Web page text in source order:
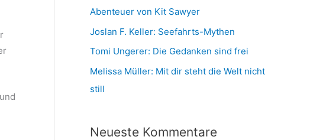
Abenteuer von Kit Sawyer
Joslan F. Keller: Seefahrts-Mythen
Tomi Ungerer: Die Gedanken sind frei
Melissa Müller: Mit dir steht die Welt nicht
still
Neueste Kommentare